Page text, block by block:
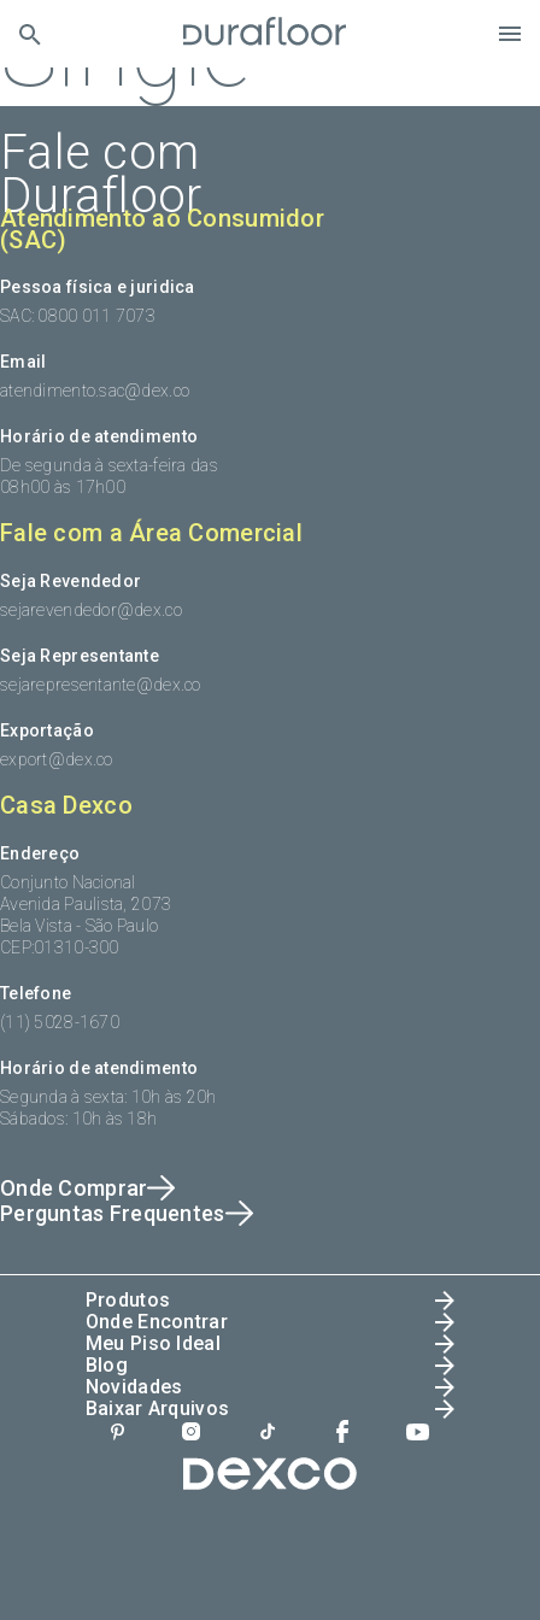
Single
Fale com
Durafloor
Atendimento ao Consumidor
(SAC)
Pessoa física e juridica
SAC: 0800 011 7073
Email
atendimento.sac@dex.co
Horário de atendimento
De segunda à sexta-feira das
08h00 às 17h00
Fale com a Área Comercial
Seja Revendedor
sejarevendedor@dex.co
Seja Representante
sejarepresentante@dex.co
Exportação
export@dex.co
Casa Dexco
Endereço
Conjunto Nacional
Avenida Paulista, 2073
Bela Vista - São Paulo
CEP:01310-300
Telefone
(11) 5028-1670
Horário de atendimento
Segunda à sexta: 10h às 20h
Sábados: 10h às 18h
Onde Comprar
Perguntas Frequentes
Produtos
Onde Encontrar
Meu Piso Ideal
Blog
Novidades
Baixar Arquivos